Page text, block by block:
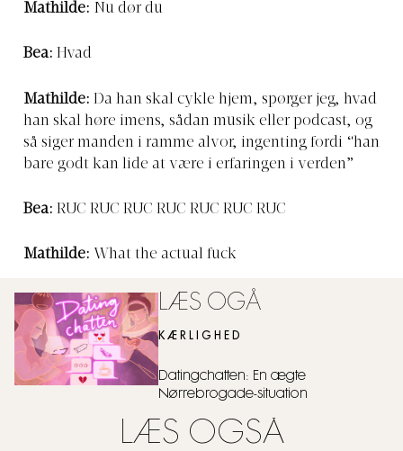
Mathilde: Nu dør du
Bea: Hvad
Mathilde: Da han skal cykle hjem, spørger jeg, hvad
han skal høre imens, sådan musik eller podcast, og
så siger manden i ramme alvor, ingenting fordi “han
bare godt kan lide at være i erfaringen i verden”
Bea: RUC RUC RUC RUC RUC RUC RUC
Mathilde: What the actual fuck
LÆS OGÅ
KÆRLIGHED
Datingchatten: En ægte
Nørrebrogade-situation
LÆS OGSÅ